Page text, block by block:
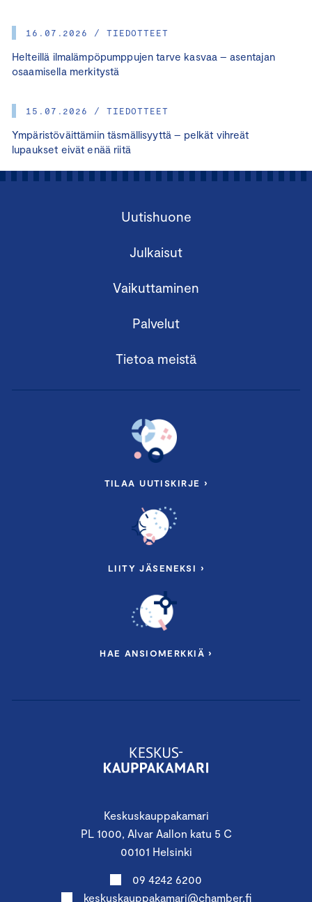
16.07.2026 / TIEDOTTEET
Helteillä ilmalämpöpumppujen tarve kasvaa – asentajan
osaamisella merkitystä
15.07.2026 / TIEDOTTEET
Ympäristöväittämiin täsmällisyyttä – pelkät vihreät
lupaukset eivät enää riitä
Keskuskauppakamari
PL 1000, Alvar Aallon katu 5 C
00101 Helsinki
09 4242 6200
keskuskauppakamari@chamber.fi
Uutishuone
Julkaisut
Vaikuttaminen
Palvelut
Tietoa meistä
TILAA UUTISKIRJE ›
LIITY JÄSENEKSI ›
HAE ANSIOMERKKIÄ ›